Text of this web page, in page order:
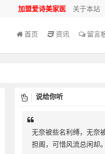
加盟爱诗美家医 关于本站
首页 资讯 留言
说给你听
无奈被些名利缚，无奈
担阁，可惜风流总闲却。